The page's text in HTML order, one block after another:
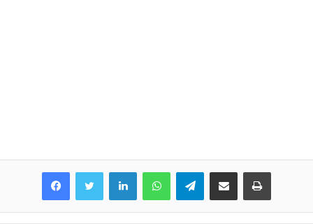
LinkedInWhatsAppTelegramShare via Email Print